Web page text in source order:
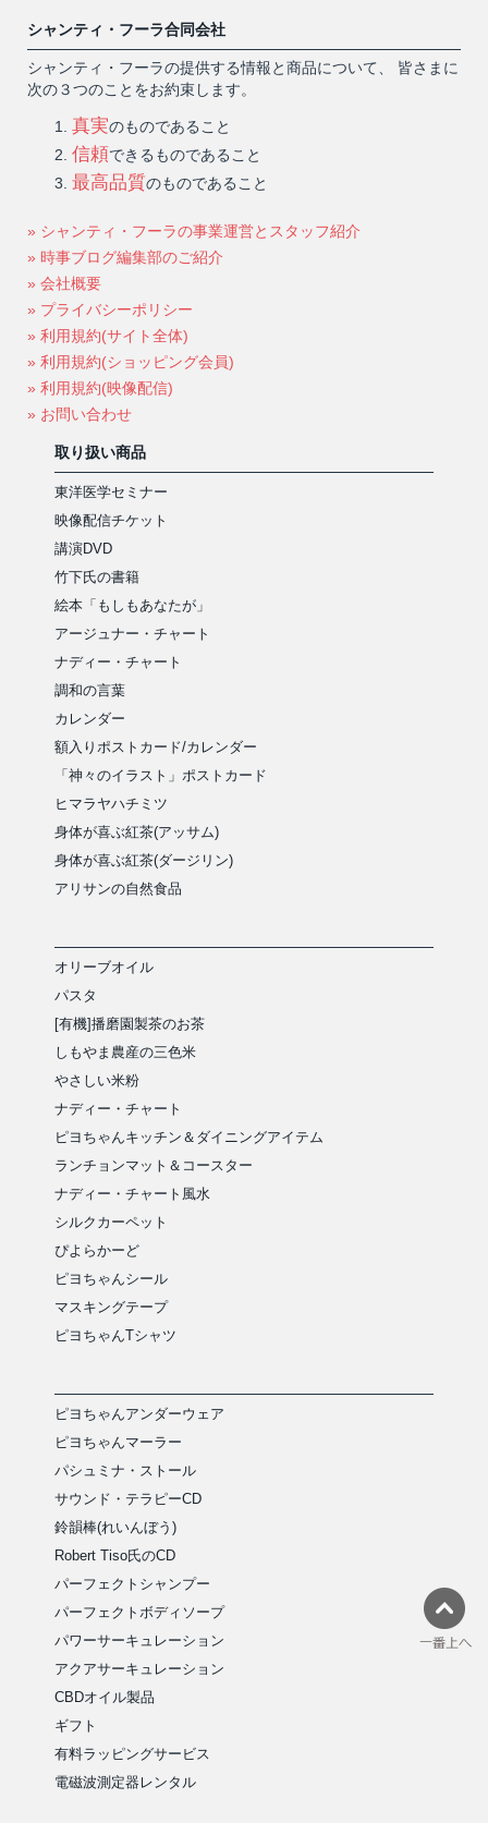
シャンティ・フーラ合同会社
シャンティ・フーラの提供する情報と商品について、 皆さまに
次の３つのことをお約束します。
真実のものであること
信頼できるものであること
最高品質のものであること
» シャンティ・フーラの事業運営とスタッフ紹介
» 時事ブログ編集部のご紹介
» 会社概要
» プライバシーポリシー
» 利用規約(サイト全体)
» 利用規約(ショッピング会員)
» 利用規約(映像配信)
» お問い合わせ
取り扱い商品
東洋医学セミナー
映像配信チケット
講演DVD
竹下氏の書籍
絵本「もしもあなたが」
アージュナー・チャート
ナディー・チャート
調和の言葉
カレンダー
額入りポストカード/カレンダー
「神々のイラスト」ポストカード
ヒマラヤハチミツ
身体が喜ぶ紅茶(アッサム)
身体が喜ぶ紅茶(ダージリン)
アリサンの自然食品
オリーブオイル
パスタ
[有機]播磨園製茶のお茶
しもやま農産の三色米
やさしい米粉
ナディー・チャート
ピヨちゃんキッチン＆ダイニングアイテム
ランチョンマット＆コースター
ナディー・チャート風水
シルクカーペット
ぴよらかーど
ピヨちゃんシール
マスキングテープ
ピヨちゃんTシャツ
ピヨちゃんアンダーウェア
ピヨちゃんマーラー
パシュミナ・ストール
サウンド・テラピーCD
鈴韻棒(れいんぼう)
Robert Tiso氏のCD
パーフェクトシャンプー
パーフェクトボディソープ
パワーサーキュレーション
アクアサーキュレーション
CBDオイル製品
ギフト
有料ラッピングサービス
電磁波測定器レンタル